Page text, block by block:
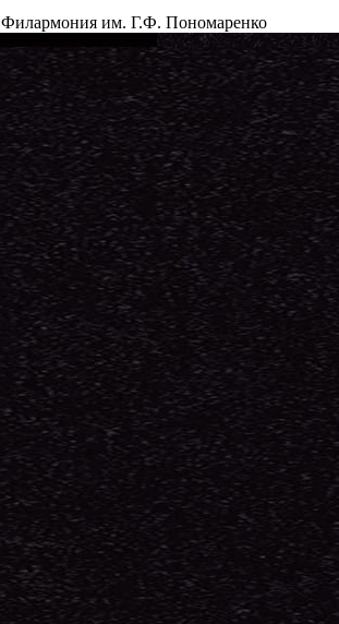
Филармония им. Г.Ф. Пономаренко